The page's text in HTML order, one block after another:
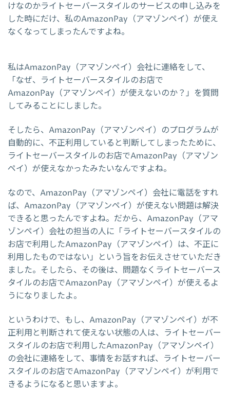
けなのかライトセーバースタイルのサービスの申し込みを
した時にだけ、私のAmazonPay（アマゾンペイ）が使え
なくなってしまったんですよね。
私はAmazonPay（アマゾンペイ）会社に連絡をして、
「なぜ、ライトセーバースタイルのお店で
AmazonPay（アマゾンペイ）が使えないのか？」を質問
してみることにしました。
そしたら、AmazonPay（アマゾンペイ）のプログラムが
自動的に、不正利用していると判断してしまったために、
ライトセーバースタイルのお店でAmazonPay（アマゾン
ペイ）が使えなかったみたいなんですよね。
なので、AmazonPay（アマゾンペイ）会社に電話をすれ
ば、AmazonPay（アマゾンペイ）が使えない問題は解決
できると思ったんですよね。だから、AmazonPay（アマ
ゾンペイ）会社の担当の人に「ライトセーバースタイルの
お店で利用したAmazonPay（アマゾンペイ）は、不正に
利用したものではない」という旨をお伝えさせていただき
ました。そしたら、その後は、問題なくライトセーバース
タイルのお店でAmazonPay（アマゾンペイ）が使えるよ
うになりましたよ。
というわけで、もし、AmazonPay（アマゾンペイ）が不
正利用と判断されて使えない状態の人は、ライトセーバー
スタイルのお店で利用したAmazonPay（アマゾンペイ）
の会社に連絡をして、事情をお話すれば、ライトセーバー
スタイルのお店でAmazonPay（アマゾンペイ）が利用で
きるようになると思いますよ。